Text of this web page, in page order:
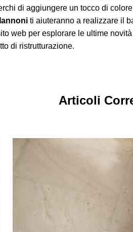
di aggiungere un tocco di
ti aiuteranno a realizzare il
web per esplorare le ultime
di ristrutturazione.
Articoli